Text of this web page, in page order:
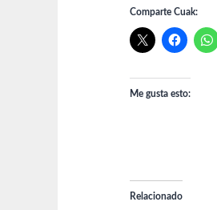
Comparte Cuak:
Me gusta esto:
Relacionado